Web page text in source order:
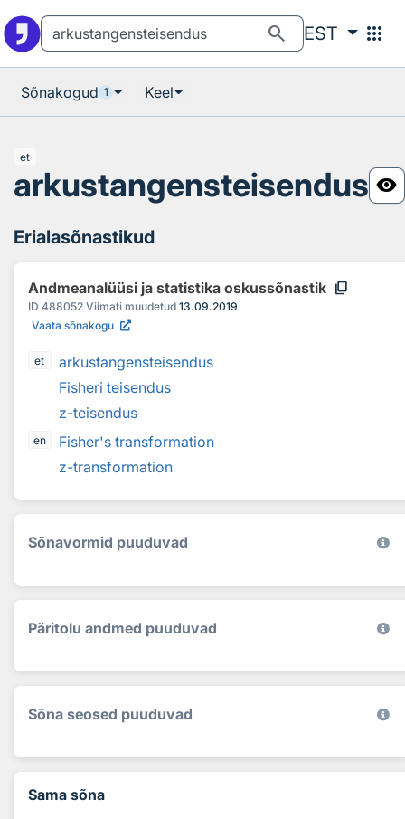
search EST apps
Sõnakogud 1 Keel
et
arkustangensteisendus visibility
Erialasõnastikud
Andmeanalüüsi ja statistika oskussõnastik content_copy
ID 488052 Viimati muudetud 13.09.2019
Vaata sõnakogu
et
arkustangensteisendus
Fisheri teisendus
z-teisendus
en
Fisher's transformation
z-transformation
Sõnavormid puuduvad
Päritolu andmed puuduvad
Sõna seosed puuduvad
Sama sõna